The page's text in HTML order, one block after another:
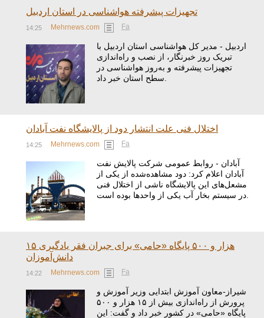
تجهیزات پیشرفته هواشناسی در استان اردبیل
14:25 Mehrnews.com Fa
اردبیل - مدیر کل هواشناسی استان اردبیل با
تبریک روز خبرنگار، از نصب و راه‌اندازی
تجهیزات پیشرفته و به‌روز هواشناسی در
اختلال فنی علت انتشار دود از پالایشگاه نفت آبادان
14:25 Mehrnews.com Fa
آبادان - روابط عمومی شرکت پالایش نفت
آبادان اعلام کرد: دود مشاهده‌شده از یکی از
مشعل‌های این پالایشگاه ناشی از اختلال فنی
۱۵ هزار و ۵۰۰ پایگاه «حامی» برای جبران فقر یادگیری
دانش‌آموزان
14:22 Mehrnews.com Fa
شیراز-معاون آموزش ابتدایی وزیر آموزش و
پرورش از راه‌اندازی بیش از ۱۵ هزار و ۵۰۰
پایگاه «حامی» در کشور خبر داد و گفت: این